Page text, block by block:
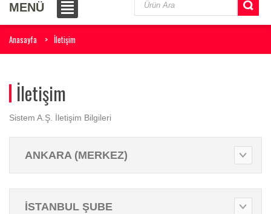
MENÜ
Anasayfa İletişim
İletişim
Sistem A.Ş. İletişim Bilgileri
ANKARA (MERKEZ)
İSTANBUL ŞUBE